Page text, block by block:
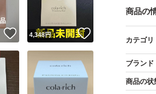
商品の
カテゴリ
ブランド
商品の状
いいね！
4,348円